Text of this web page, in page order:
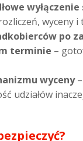
wyceny i
po
terminie –
wyceny–
udziałów